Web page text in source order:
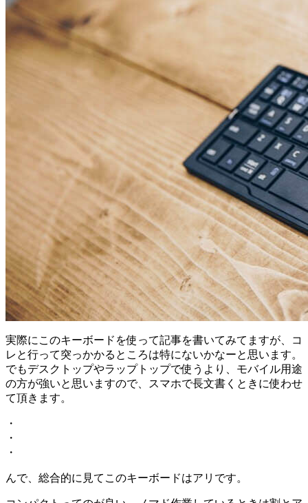
実際にこのキーボードを使って記事を書いてみてますが、コ
レと行って突っかかるところは特にないかなーと思います。
でもデスクトップやラップトップで使うより、モバイル用途
の方が強いと思いますので、スマホで長文書くときに使わせ
て頂きます。
・
・
・
んで、総合的に見てこのキーボードはアリです。